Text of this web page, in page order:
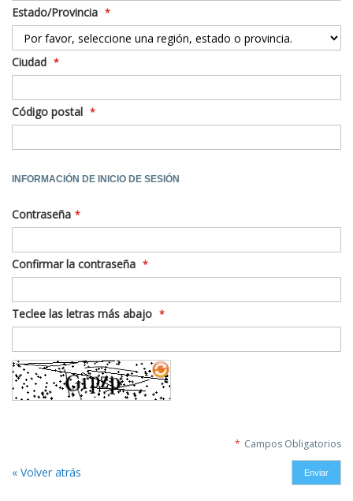
Estado/Provincia
Ciudad
Código postal
INFORMACIÓN DE INICIO DE SESIÓN
Contraseña
Confirmar la contraseña
Teclee las letras más abajo
Campos Obligatorios
« Volver atrás Enviar